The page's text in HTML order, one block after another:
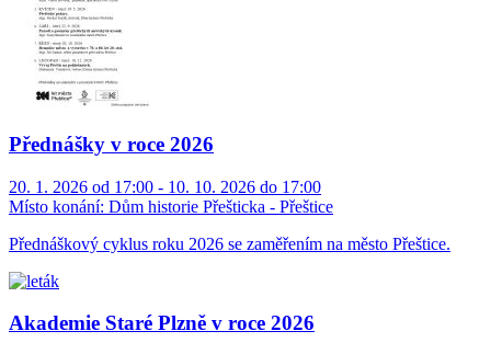
Přednášky v roce 2026
20. 1. 2026 od 17:00 - 10. 10. 2026 do 17:00
Místo konání: Dům historie Přešticka - Přeštice
Přednáškový cyklus roku 2026 se zaměřením na město Přeštice.
Akademie Staré Plzně v roce 2026